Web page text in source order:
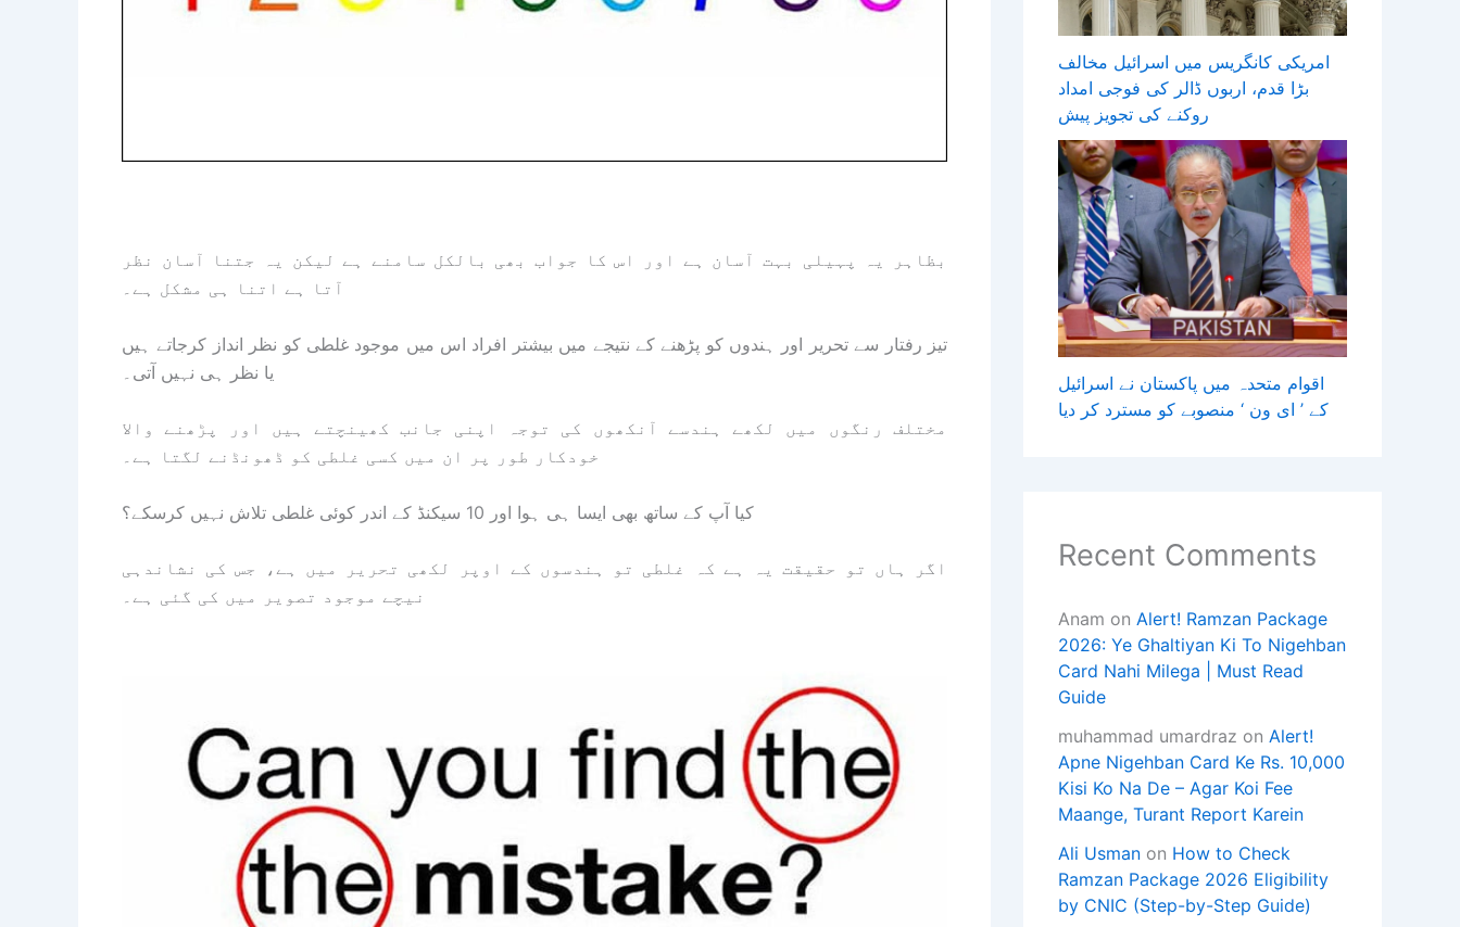
بظاہر یہ پہیلی بہت آسان ہے اور اس کا جواب بھی بالکل سامنے ہے لیکن یہ جتنا آسان نظر
آتا ہے اتنا ہی مشکل ہے۔
تیز رفتار سے تحریر اور ہندوں کو پڑھنے کے نتیجے میں بیشتر افراد اس میں موجود غلطی کو نظر انداز کرجاتے ہیں
یا نظر ہی نہیں آتی۔
مختلف رنگوں میں لکھے ہندسے آنکھوں کی توجہ اپنی جانب کھینچتے ہیں اور پڑھنے والا
خودکار طور پر ان میں کسی غلطی کو ڈھونڈنے لگتا ہے۔
کیا آپ کے ساتھ بھی ایسا ہی ہوا اور 10 سیکنڈ کے اندر کوئی غلطی تلاش نہیں کرسکے؟
اگر ہاں تو حقیقت یہ ہے کہ غلطی تو ہندسوں کے اوپر لکھی تحریر میں ہے، جس کی نشاندہی
نیچے موجود تصویر میں کی گئی ہے۔
امریکی کانگریس میں اسرائیل مخالف
بڑا قدم، اربوں ڈالر کی فوجی امداد
روکنے کی تجویز پیش
اقوام متحدہ میں پاکستان نے اسرائیل
کے ’ ای ون ‘ منصوبے کو مسترد کر دیا
Recent Comments
Anam on Alert! Ramzan Package
2026: Ye Ghaltiyan Ki To Nigehban
Card Nahi Milega | Must Read
Guide
muhammad umardraz on Alert!
Apne Nigehban Card Ke Rs. 10,000
Kisi Ko Na De – Agar Koi Fee
Maange, Turant Report Karein
Ali Usman on How to Check
Ramzan Package 2026 Eligibility
by CNIC (Step-by-Step Guide)